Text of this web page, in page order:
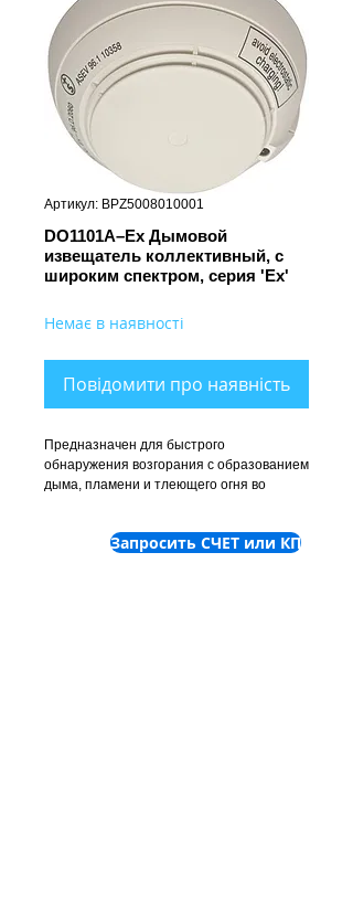
Артикул: BPZ5008010001
DO1101A–Ex Дымовой
извещатель коллективный, с
широким спектром, серия 'Ex'
Немає в наявності
Повідомити про наявність
Предназначен для быстрого
обнаружения возгорания с образованием
дыма, пламени и тлеющего огня во
Запросить СЧЕТ или КП